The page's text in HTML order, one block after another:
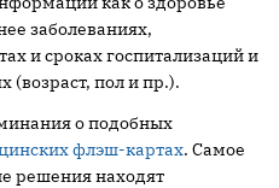
заболеваниях,
и сроках госпитализаций и
(возраст, пол и пр.).
о подобных
флэш-картах. Самое
решения находят